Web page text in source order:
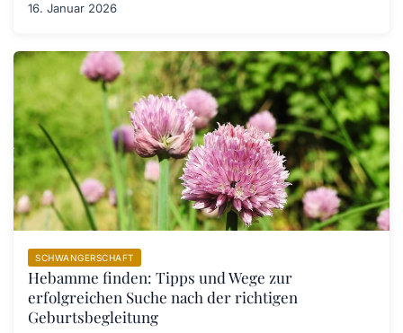
16. Januar 2026
SCHWANGERSCHAFT
Hebamme finden: Tipps und Wege zur
erfolgreichen Suche nach der richtigen
Geburtsbegleitung